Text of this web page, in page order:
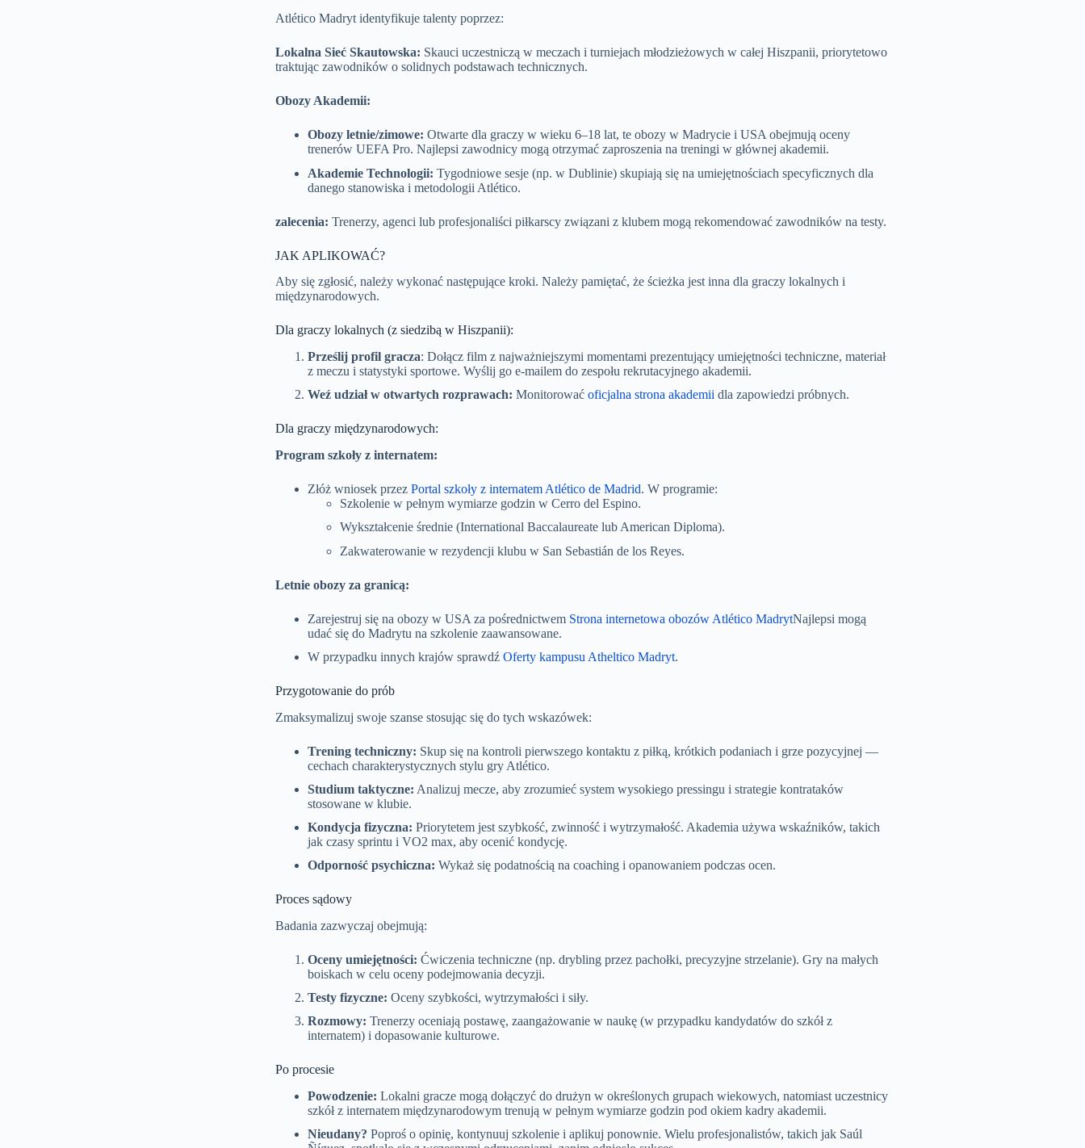
Atlético Madryt identyfikuje talenty poprzez:
Lokalna Sieć Skautowska: Skauci uczestniczą w meczach i turniejach młodzieżowych w całej Hiszpanii, priorytetowo
traktując zawodników o solidnych podstawach technicznych.
Obozy Akademii:
Obozy letnie/zimowe: Otwarte dla graczy w wieku 6–18 lat, te obozy w Madrycie i USA obejmują oceny
trenerów UEFA Pro. Najlepsi zawodnicy mogą otrzymać zaproszenia na treningi w głównej akademii.
Akademie Technologii: Tygodniowe sesje (np. w Dublinie) skupiają się na umiejętnościach specyficznych dla
danego stanowiska i metodologii Atlético.
zalecenia: Trenerzy, agenci lub profesjonaliści piłkarscy związani z klubem mogą rekomendować zawodników na testy.
JAK APLIKOWAĆ?
Aby się zgłosić, należy wykonać następujące kroki. Należy pamiętać, że ścieżka jest inna dla graczy lokalnych i
międzynarodowych.
Dla graczy lokalnych (z siedzibą w Hiszpanii):
Prześlij profil gracza: Dołącz film z najważniejszymi momentami prezentujący umiejętności techniczne, materiał
z meczu i statystyki sportowe. Wyślij go e-mailem do zespołu rekrutacyjnego akademii.
Weź udział w otwartych rozprawach: Monitorować oficjalna strona akademii dla zapowiedzi próbnych.
Dla graczy międzynarodowych:
Program szkoły z internatem:
Złóż wniosek przez Portal szkoły z internatem Atlético de Madrid. W programie:
Szkolenie w pełnym wymiarze godzin w Cerro del Espino.
Wykształcenie średnie (International Baccalaureate lub American Diploma).
Zakwaterowanie w rezydencji klubu w San Sebastián de los Reyes.
Letnie obozy za granicą:
Zarejestruj się na obozy w USA za pośrednictwem Strona internetowa obozów Atlético MadrytNajlepsi mogą
udać się do Madrytu na szkolenie zaawansowane.
W przypadku innych krajów sprawdź Oferty kampusu Atheltico Madryt.
Przygotowanie do prób
Zmaksymalizuj swoje szanse stosując się do tych wskazówek:
Trening techniczny: Skup się na kontroli pierwszego kontaktu z piłką, krótkich podaniach i grze pozycyjnej —
cechach charakterystycznych stylu gry Atlético.
Studium taktyczne: Analizuj mecze, aby zrozumieć system wysokiego pressingu i strategie kontrataków
stosowane w klubie.
Kondycja fizyczna: Priorytetem jest szybkość, zwinność i wytrzymałość. Akademia używa wskaźników, takich
jak czasy sprintu i VO2 max, aby ocenić kondycję.
Odporność psychiczna: Wykaż się podatnością na coaching i opanowaniem podczas ocen.
Proces sądowy
Badania zazwyczaj obejmują:
Oceny umiejętności: Ćwiczenia techniczne (np. drybling przez pachołki, precyzyjne strzelanie). Gry na małych
boiskach w celu oceny podejmowania decyzji.
Testy fizyczne: Oceny szybkości, wytrzymałości i siły.
Rozmowy: Trenerzy oceniają postawę, zaangażowanie w naukę (w przypadku kandydatów do szkół z
internatem) i dopasowanie kulturowe.
Po procesie
Powodzenie: Lokalni gracze mogą dołączyć do drużyn w określonych grupach wiekowych, natomiast uczestnicy
szkół z internatem międzynarodowym trenują w pełnym wymiarze godzin pod okiem kadry akademii.
Nieudany? Poproś o opinię, kontynuuj szkolenie i aplikuj ponownie. Wielu profesjonalistów, takich jak Saúl